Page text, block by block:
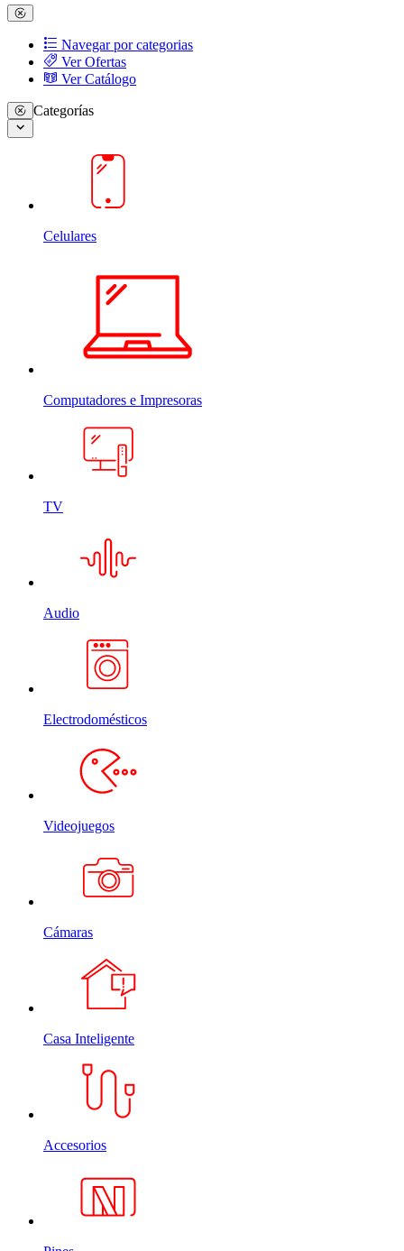
Navegar por categorias
Ver Ofertas
Ver Catálogo
Categorías
Celulares
Computadores e Impresoras
TV
Audio
Electrodomésticos
Videojuegos
Cámaras
Casa Inteligente
Accesorios